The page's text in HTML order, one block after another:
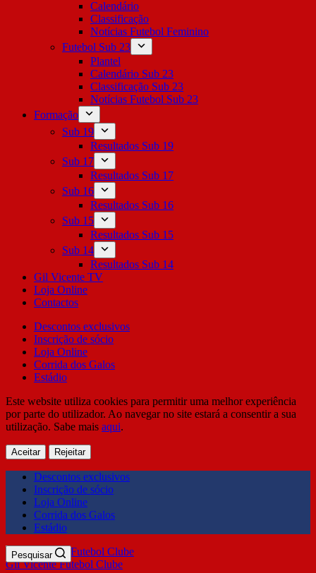
Calendário
Classificação
Notícias Futebol Feminino
Futebol Sub 23
Plantel
Calendário Sub 23
Classificação Sub 23
Notícias Futebol Sub 23
Formação
Sub 19
Resultados Sub 19
Sub 17
Resultados Sub 17
Sub 16
Resultados Sub 16
Sub 15
Resultados Sub 15
Sub 14
Resultados Sub 14
Gil Vicente TV
Loja Online
Contactos
Descontos exclusivos
Inscrição de sócio
Loja Online
Corrida dos Galos
Estádio
Este website utiliza cookies para permitir uma melhor experiência
por parte do utilizador. Ao navegar no site estará a consentir a sua
utilização. Sabe mais aqui.
Aceitar Rejeitar
Descontos exclusivos
Inscrição de sócio
Loja Online
Corrida dos Galos
Estádio
Gil Vicente Futebol Clube
Pesquisar